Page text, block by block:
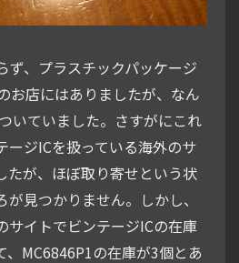
ず、プラスチックパッケージ
お店にはありましたが、なん
いていました。さすがにこれ
ージICを扱っている海外のサ
たが、ほぼ取り寄せという状
見つかりません。しかし、
サイトでビンテージICの在庫
MC6846P1の在庫が3個とあ